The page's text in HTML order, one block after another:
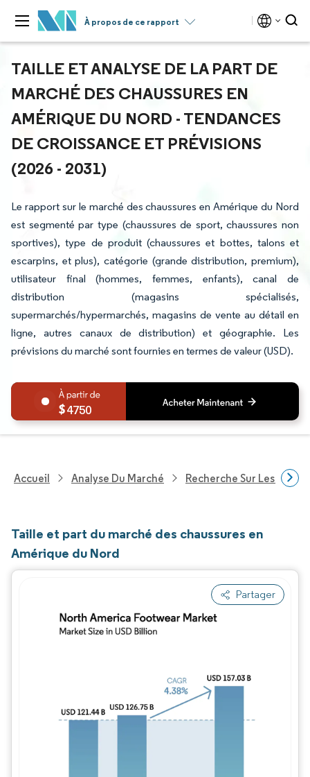
À propos de ce rapport
TAILLE ET ANALYSE DE LA PART DE
MARCHÉ DES CHAUSSURES EN
AMÉRIQUE DU NORD - TENDANCES
DE CROISSANCE ET PRÉVISIONS
(2026 - 2031)
Le rapport sur le marché des chaussures en Amérique du Nord
est segmenté par type (chaussures de sport, chaussures non
sportives), type de produit (chaussures et bottes, talons et
escarpins, et plus), catégorie (grande distribution, premium),
utilisateur final (hommes, femmes, enfants), canal de
distribution (magasins spécialisés,
supermarchés/hypermarchés, magasins de vente au détail en
ligne, autres canaux de distribution) et géographie. Les
prévisions du marché sont fournies en termes de valeur (USD).
4750
Accueil Analyse Du Marché Recherche Sur Les
Taille et part du marché des chaussures en
Amérique du Nord
Partager